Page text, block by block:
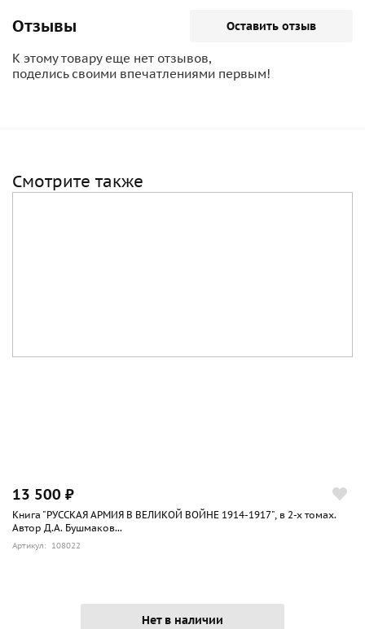
Отзывы Оставить отзыв
К этому товару еще нет отзывов,
поделись своими впечатлениями первым!
Смотрите также
13 500 ₽
Книга "РУССКАЯ АРМИЯ В ВЕЛИКОЙ ВОЙНЕ 1914-1917", в 2-х томах.
Автор Д.А. Бушмаков...
Артикул: 108022
Нет в наличии